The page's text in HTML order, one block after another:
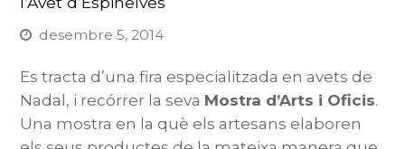
desembre 5, 2014
Es tracta d’una fira especialitzada en avets de
Nadal, i recórrer la seva Mostra d’Arts i Oficis.
Una mostra en la què els artesans elaboren